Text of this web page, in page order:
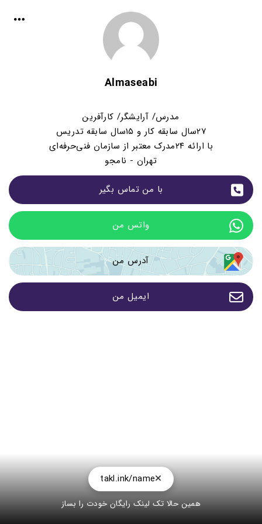
Almaseabi
مدرس/ آرایشگر/ کارآفرین
۲۷سال سابقه کار و ۱۵سال سابقه تدریس
با ارائه ۲۴مدرک معتبر از سازمان فنی‌حرفه‌ای
تهران - نامجو
با من تماس بگیر
واتس من
آدرس من
ایمیل من
takl.ink/name
همین حالا تک لینک رایگان خودت را بساز